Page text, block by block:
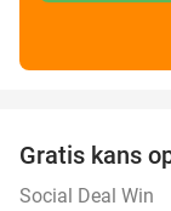
Gratis kans
Social Deal Win